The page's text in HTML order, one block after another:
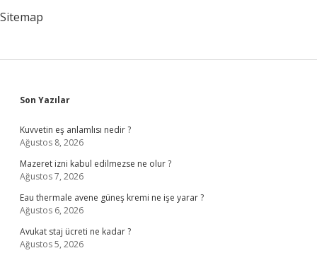
Sitemap
Sidebar
Son Yazılar
Kuvvetin eş anlamlısı nedir ?
Ağustos 8, 2026
Mazeret izni kabul edilmezse ne olur ?
Ağustos 7, 2026
Eau thermale avene güneş kremi ne işe yarar ?
Ağustos 6, 2026
Avukat staj ücreti ne kadar ?
Ağustos 5, 2026